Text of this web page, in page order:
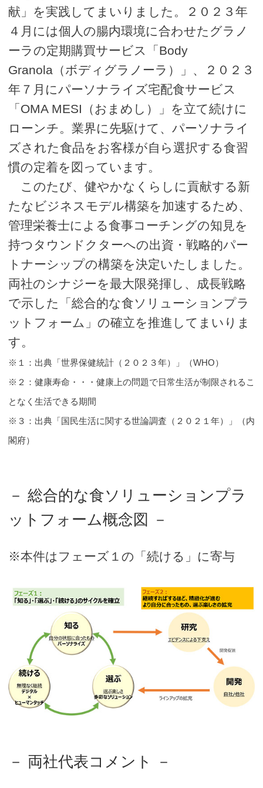
献」を実践してまいりました。２０２３年
４月には個人の腸内環境に合わせたグラノ
ーラの定期購買サービス「Body
Granola（ボディグラノーラ）」、２０２３
年７月にパーソナライズ宅配食サービス
「OMA MESI（おまめし）」を立て続けに
ローンチ。業界に先駆けて、パーソナライ
ズされた食品をお客様が自ら選択する食習
慣の定着を図っています。
このたび、健やかなくらしに貢献する新
たなビジネスモデル構築を加速するため、
管理栄養士による食事コーチングの知見を
持つタウンドクターへの出資・戦略的パー
トナーシップの構築を決定いたしました。
両社のシナジーを最大限発揮し、成長戦略
で示した「総合的な食ソリューションプラ
ットフォーム」の確立を推進してまいりま
す。
※１：出典「世界保健統計（２０２３年）」（WHO）
※２：健康寿命・・・健康上の問題で日常生活が制限されるこ
となく生活できる期間
※３：出典「国民生活に関する世論調査（２０２１年）」（内
閣府）
－ 総合的な食ソリューションプラ
ットフォーム概念図 －
※本件はフェーズ１の「続ける」に寄与
－ 両社代表コメント －